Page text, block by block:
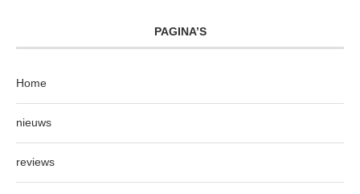
PAGINA’S
Home
nieuws
reviews